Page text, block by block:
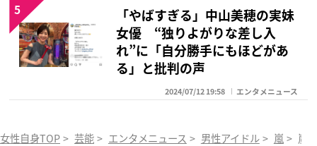
「やばすぎる」中山美穂の実妹
女優 “独りよがりな差し入
れ”に「自分勝手にもほどがあ
る」と批判の声
2024/07/12 19:58 エンタメニュース
5
女性自身TOP > 芸能 > エンタメニュース > 男性アイドル > 嵐 > 嵐